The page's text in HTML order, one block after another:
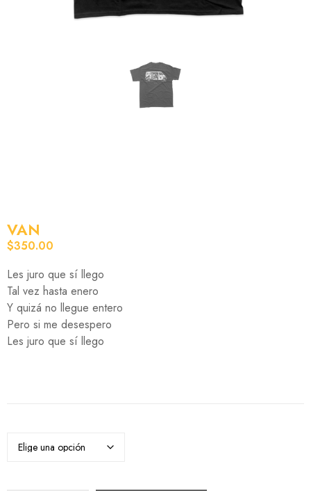
VAN
$350.00
Les juro que sí llego
Tal vez hasta enero
Y quizá no llegue entero
Pero si me desespero
Les juro que sí llego